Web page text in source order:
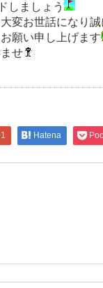
しましょう
変お世話になり
願い申し上げます
せ
Hatena